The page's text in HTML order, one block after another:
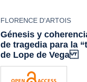
FLORENCE D'ARTOIS
Génesis y
de tragedia para la
de Lope de Vega